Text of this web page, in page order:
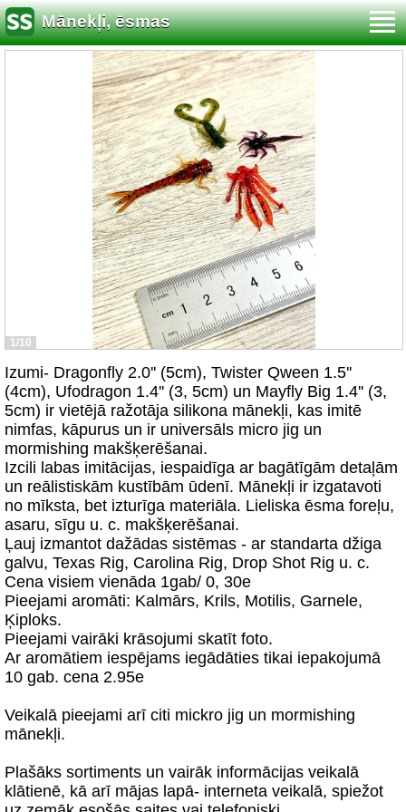
Mānekļi, ēsmas
1/10
Izumi- Dragonfly 2.0'' (5cm), Twister Qween 1.5''
(4cm), Ufodragon 1.4'' (3, 5cm) un Mayfly Big 1.4'' (3,
5cm) ir vietējā ražotāja silikona mānekļi, kas imitē
nimfas, kāpurus un ir universāls micro jig un
mormishing makšķerēšanai.
Izcili labas imitācijas, iespaidīga ar bagātīgām detaļām
un reālistiskām kustībām ūdenī. Mānekļi ir izgatavoti
no mīksta, bet izturīga materiāla. Lieliska ēsma foreļu,
asaru, sīgu u. c. makšķerēšanai.
Ļauj izmantot dažādas sistēmas - ar standarta džiga
galvu, Texas Rig, Carolina Rig, Drop Shot Rig u. c.
Cena visiem vienāda 1gab/ 0, 30e
Pieejami aromāti: Kalmārs, Krils, Motilis, Garnele,
Ķiploks.
Pieejami vairāki krāsojumi skatīt foto.
Ar aromātiem iespējams iegādāties tikai iepakojumā
10 gab. cena 2.95e
Veikalā pieejami arī citi mickro jig un mormishing
mānekļi.
Plašāks sortiments un vairāk informācijas veikalā
klātienē, kā arī mājas lapā- interneta veikalā, spiežot